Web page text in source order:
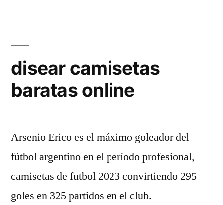
disear camisetas
baratas online
Arsenio Erico es el máximo goleador del
fútbol argentino en el período profesional,
camisetas de futbol 2023 convirtiendo 295
goles en 325 partidos en el club.